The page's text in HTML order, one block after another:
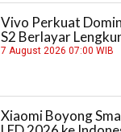
Vivo Perkuat
S2 Berlayar
7 August 2026 07:00 WIB
Xiaomi Boyong